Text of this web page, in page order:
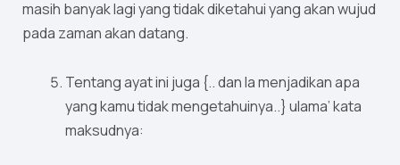
masih banyak lagi yang tidak diketahui yang akan wujud
pada zaman akan datang.
Tentang ayat ini juga {.. dan Ia menjadikan apa
yang kamu tidak mengetahuinya..} ulama’ kata
maksudnya: